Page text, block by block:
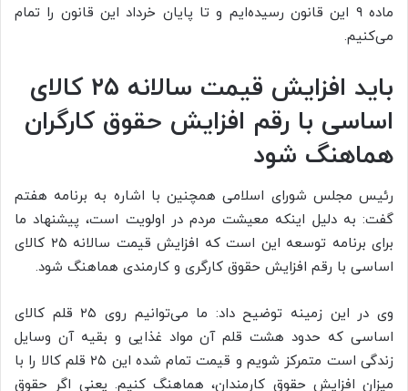
ماده ۹ این قانون رسیده‌ایم و تا پایان خرداد این قانون را تمام
می‌کنیم.
باید افزایش قیمت سالانه ۲۵ کالای
اساسی با رقم افزایش حقوق کارگران
هماهنگ شود
رئیس مجلس شورای اسلامی همچنین با اشاره به برنامه هفتم
گفت: به دلیل اینکه معیشت مردم در اولویت است، پیشنهاد ما
برای برنامه توسعه این است که افزایش قیمت سالانه ۲۵ کالای
اساسی با رقم افزایش حقوق کارگری و کارمندی هماهنگ شود.
وی در این زمینه توضیح داد: ما می‌توانیم روی ۲۵ قلم کالای
اساسی که حدود هشت قلم آن مواد غذایی و بقیه آن وسایل
زندگی است متمرکز شویم و قیمت تمام شده این ۲۵ قلم کالا را با
میزان افزایش حقوق کارمندان، هماهنگ کنیم. یعنی اگر حقوق